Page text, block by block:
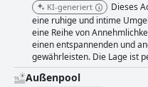
KI-generiert
Dieses
eine ruhige und intime
eine Reihe von
einen entspannenden und
gewährleisten. Die Lage ist
Außenpool